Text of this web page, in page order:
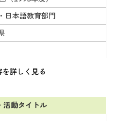
日本語教育部門
詳しく見る
活動タイトル